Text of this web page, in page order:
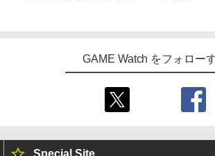
GAME Watch をフォロー
Special Site